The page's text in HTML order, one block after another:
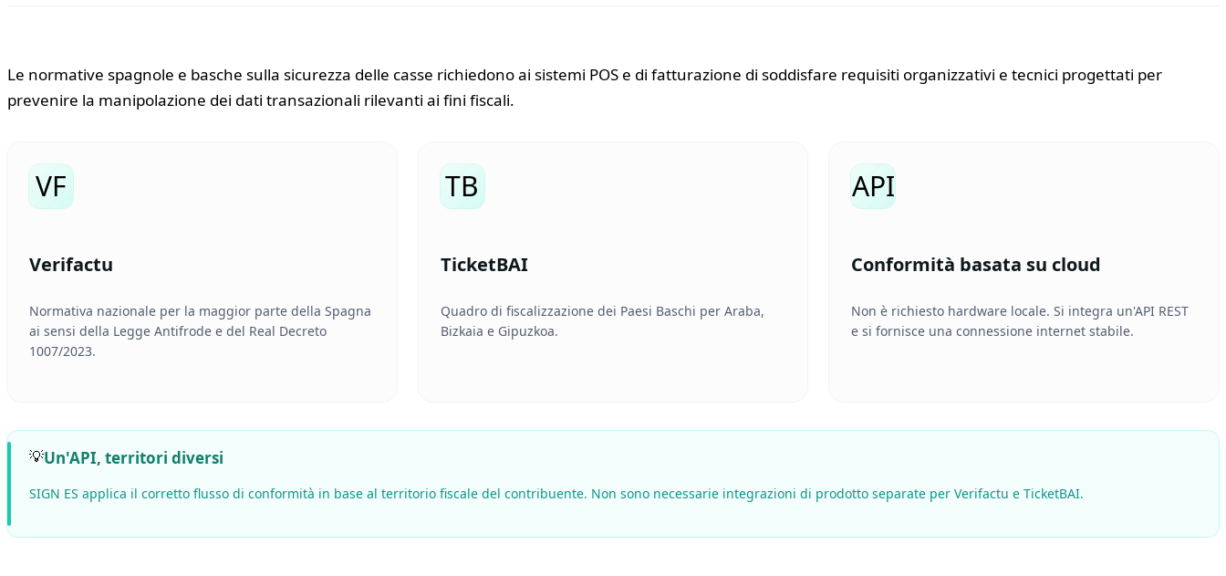
Le normative spagnole e basche sulla sicurezza delle casse richiedono ai sistemi POS e di fatturazione di soddisfare requisiti organizzativi e tecnici progettati per
prevenire la manipolazione dei dati transazionali rilevanti ai fini fiscali.
VF
Verifactu
Normativa nazionale per la maggior parte della Spagna
ai sensi della Legge Antifrode e del Real Decreto
1007/2023.
TB
TicketBAI
Quadro di fiscalizzazione dei Paesi Baschi per Araba,
Bizkaia e Gipuzkoa.
API
Conformità basata su cloud
Non è richiesto hardware locale. Si integra un'API REST
e si fornisce una connessione internet stabile.
💡Un'API, territori diversi
SIGN ES applica il corretto flusso di conformità in base al territorio fiscale del contribuente. Non sono necessarie integrazioni di prodotto separate per Verifactu e TicketBAI.